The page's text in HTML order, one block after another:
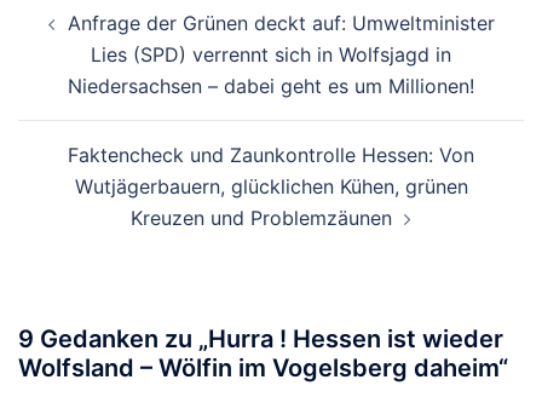
Anfrage der Grünen deckt auf: Umweltminister
Lies (SPD) verrennt sich in Wolfsjagd in
Niedersachsen – dabei geht es um Millionen!
Faktencheck und Zaunkontrolle Hessen: Von
Wutjägerbauern, glücklichen Kühen, grünen
Kreuzen und Problemzäunen
9 Gedanken zu „Hurra ! Hessen ist wieder
Wolfsland – Wölfin im Vogelsberg daheim“